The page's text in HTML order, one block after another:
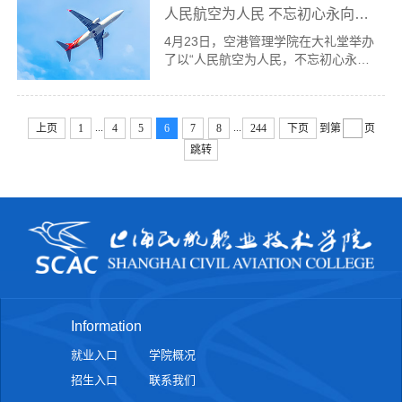
神，会议精神为学院宣传思想文化工...
促进条例》，学院第十三届读书节现场
节现场活动以“文献回望征程，阅读赋
能匠心”为核心，融合主题展览、互动
读文化盛宴。“民航发展时光轴....
人民航空为人民 不忘初心永向前——全国劳模李文丽为空港管理学院师生讲述民航初心与担当
4月23日，空港管理学院在大礼堂举办
了以“人民航空为人民，不忘初心永向
方航空股份有限公司客舱部乘务员技师
讲。讲座由空港管理学院党总支副书记
柏婷主持。李文丽结合党的二十大报告
方向，全体民航人应始终...
上页 1 ... 4 5 6 7 8 ... 244 下页 到第
页
跳转
Information
就业入口
学院概况
招生入口
联系我们